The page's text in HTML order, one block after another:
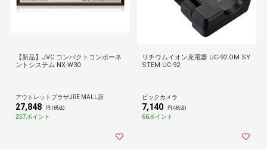
【新品】JVC コンパクトコンポーネ
ントシステム NX-W30
アウトレットプラザJRE MALL店
27,848 円 (税込)
257ポイント
リチウムイオン充電器 UC-92 OM SY
STEM UC-92
ビックカメラ
7,140 円 (税込)
66ポイント